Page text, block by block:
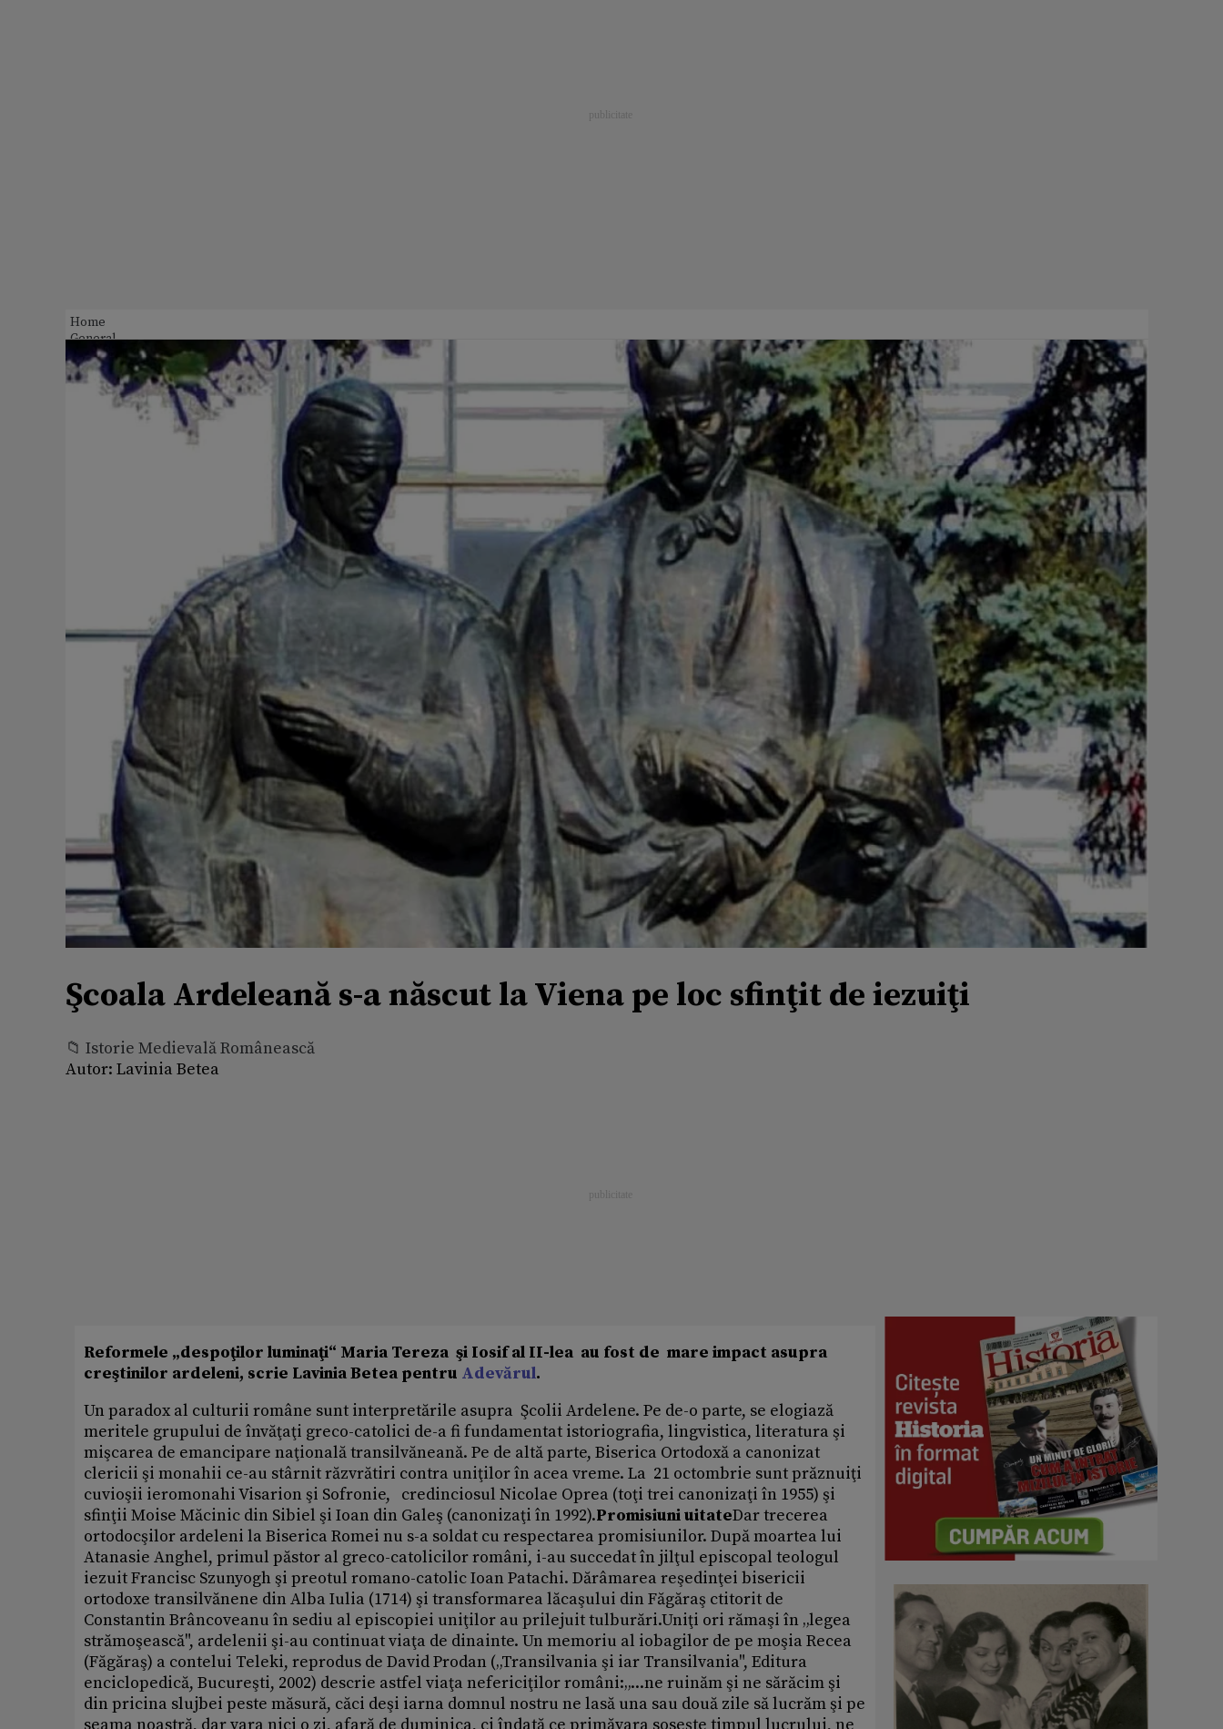
Home
General
Şcoala Ardeleană s-a născut la Viena pe loc sfinţit de iezuiţi
📁 Istorie Medievală Românească
Autor: Lavinia Betea
Reformele „despoţilor luminaţi“ Maria Tereza şi Iosif al II-lea au fost de mare impact asupra
creştinilor ardeleni, scrie Lavinia Betea pentru Adevărul.
Un paradox al culturii române sunt interpretările asupra Şcolii Ardelene. Pe de-o parte, se elogiază
meritele grupului de învăţaţi greco-catolici de-a fi fundamentat istoriografia, lingvistica, literatura şi
mişcarea de emancipare naţională transilvăneană. Pe de altă parte, Biserica Ortodoxă a canonizat
clericii şi monahii ce-au stârnit răzvrătiri contra uniţilor în acea vreme. La 21 octombrie sunt prăznuiţi
cuvioşii ieromonahi Visarion şi Sofronie, credinciosul Nicolae Oprea (toţi trei canonizaţi în 1955) şi
sfinţii Moise Măcinic din Sibiel şi Ioan din Galeş (canonizaţi în 1992).Promisiuni uitateDar trecerea
ortodocşilor ardeleni la Biserica Romei nu s-a soldat cu respectarea promisiunilor. După moartea lui
Atanasie Anghel, primul păstor al greco-catolicilor români, i-au succedat în jilţul episcopal teologul
iezuit Francisc Szunyogh şi preotul romano-catolic Ioan Patachi. Dărâmarea reşedinţei bisericii
ortodoxe transilvănene din Alba Iulia (1714) şi transformarea lăcaşului din Făgăraş ctitorit de
Constantin Brâncoveanu în sediu al episcopiei uniţilor au prilejuit tulburări.Uniţi ori rămaşi în „legea
strămoşească", ardelenii şi-au continuat viaţa de dinainte. Un memoriu al iobagilor de pe moşia Recea
(Făgăraş) a contelui Teleki, reprodus de David Prodan („Transilvania şi iar Transilvania", Editura
enciclopedică, Bucureşti, 2002) descrie astfel viaţa nefericiţilor români:„...ne ruinăm şi ne sărăcim şi
din pricina slujbei peste măsură, căci deşi iarna domnul nostru ne lasă una sau două zile să lucrăm şi pe
seama noastră, dar vara nici o zi, afară de duminica, ci îndată ce primăvara soseşte timpul lucrului, ne